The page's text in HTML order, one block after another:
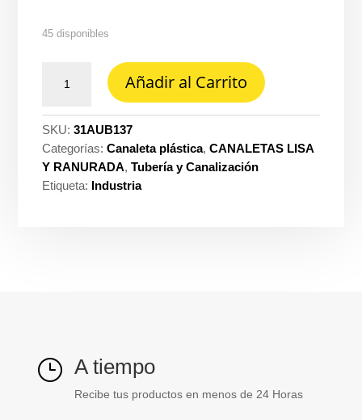
45 disponibles
Dexson
blanca-
Dexson
DXN11036
cantidad
Añadir al Carrito
SKU:31AUB137
Categorías:Canaleta plástica,CANALETAS LISA
Y RANURADA,Tubería y Canalización
Etiqueta: Industria
} A tiempo
Recibe tus productos en menos de 24 Horas